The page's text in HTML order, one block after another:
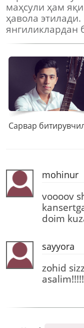
маҳсули ҳам
ҳавола
янгиликлардан
mohinur
voooov
doim
sayyora
zohid